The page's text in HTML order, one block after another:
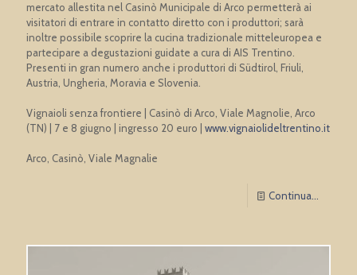
mercato allestita nel Casinò Municipale di Arco permetterà ai
visitatori di entrare in contatto diretto con i produttori; sarà
inoltre possibile scoprire la cucina tradizionale mitteleuropea e
partecipare a degustazioni guidate a cura di AIS Trentino.
Presenti in gran numero anche i produttori di Südtirol, Friuli,
Austria, Ungheria, Moravia e Slovenia.
Vignaioli senza frontiere | Casinò di Arco, Viale Magnolie, Arco
(TN) | 7 e 8 giugno | ingresso 20 euro | www.vignaiolideltrentino.it
Arco, Casinò, Viale Magnalie
Continua...